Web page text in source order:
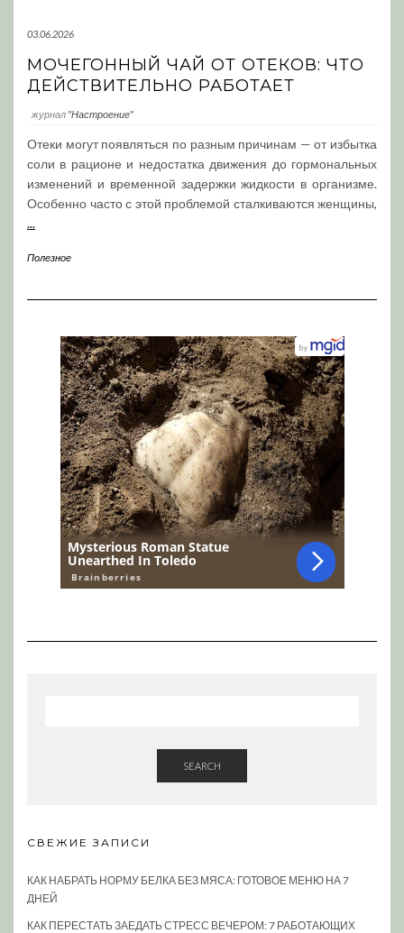
03.06.2026
МОЧЕГОННЫЙ ЧАЙ ОТ ОТЕКОВ: ЧТО
ДЕЙСТВИТЕЛЬНО РАБОТАЕТ
журнал "Настроение"
Отеки могут появляться по разным причинам — от избытка
соли в рационе и недостатка движения до гормональных
изменений и временной задержки жидкости в организме.
Особенно часто с этой проблемой сталкиваются женщины,
...
Полезное
SEARCH
СВЕЖИЕ ЗАПИСИ
КАК НАБРАТЬ НОРМУ БЕЛКА БЕЗ МЯСА: ГОТОВОЕ МЕНЮ НА 7
ДНЕЙ
КАК ПЕРЕСТАТЬ ЗАЕДАТЬ СТРЕСС ВЕЧЕРОМ: 7 РАБОТАЮЩИХ